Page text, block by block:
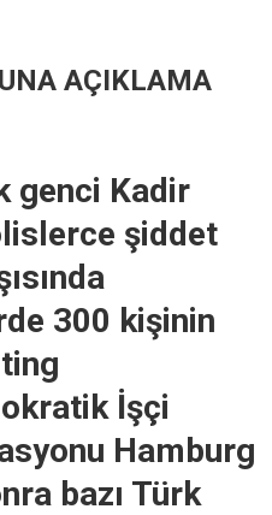
AÇIKLAMA
genci Kadir
şiddet
300 kişinin
İşçi
Hamburg
bazı Türk